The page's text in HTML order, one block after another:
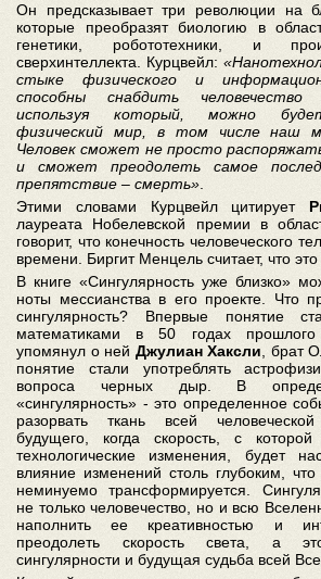
Он предсказывает три революции на
которые преобразят биологию в
генетики, робототехники, и
сверхинтеллекта. Курцвейл:
стыке физического и
способны снабдить человечество
используя который, можно
физический мир, в том числе наш
Человек сможет не просто
и сможет преодолеть самое
препятствие – смерть»
Этими словами Курцвейл цитирует
лауреата Нобелевской премии в
говорит, что конечность человеческого
времени. Биргит Менцель считает, что
В книге «Сингулярность уже близко»
ноты мессианства в его проекте. Что
сингулярность? Впервые понятие
математиками в 50 годах
упомянул о ней Джулиан Хаксли , брат
понятие стали употреблять
вопроса черных дыр. В
«сингулярность» - это определенное
разорвать ткань всей
будущего, когда скорость, с которой
технологические изменения, будет
влияние изменений столь глубоким, что
неминуемо трансформируется.
не только человечество, но и всю
наполнить ее креативностью и
преодолеть скорость света, а
сингулярности и будущая судьба всей